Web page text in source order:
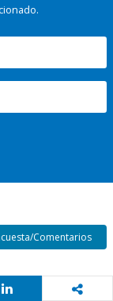
Comentarios